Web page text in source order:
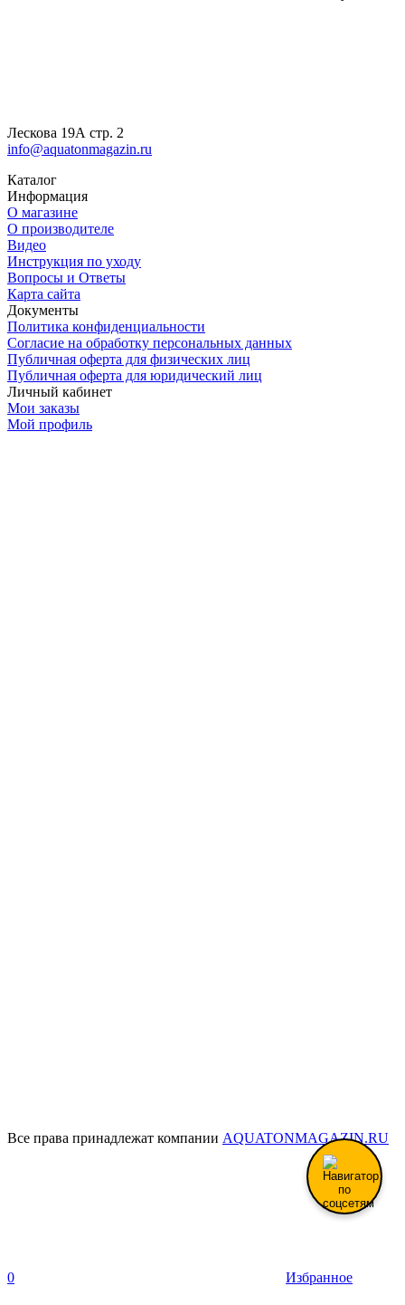
Лескова 19А стр. 2
info@aquatonmagazin.ru
Каталог
Информация
О магазине
О производителе
Видео
Инструкция по уходу
Вопросы и Ответы
Карта сайта
Документы
Политика конфиденциальности
Согласие на обработку персональных данных
Публичная оферта для физических лиц
Публичная оферта для юридический лиц
Личный кабинет
Мои заказы
Мой профиль
Все права принадлежат компании AQUATONMAGAZIN.RU
0 Избранное